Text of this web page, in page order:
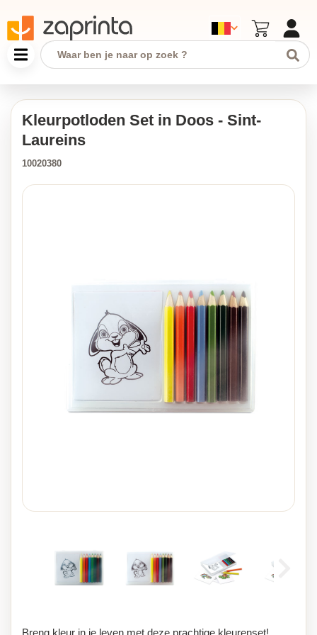
Kleurpotloden Set in Doos - Sint-
Laureins
10020380
Breng kleur in je leven met deze prachtige kleurenset!